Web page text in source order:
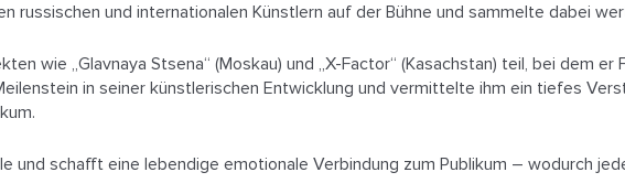
russischen und internationalen Künstlern auf der Bühne und sammelte dabei
wie „Glavnaya Stsena“ (Moskau) und „X-Factor“ (Kasachstan) teil, bei dem er
in seiner künstlerischen Entwicklung und vermittelte ihm ein tiefes
und schafft eine lebendige emotionale Verbindung zum Publikum – wodurch